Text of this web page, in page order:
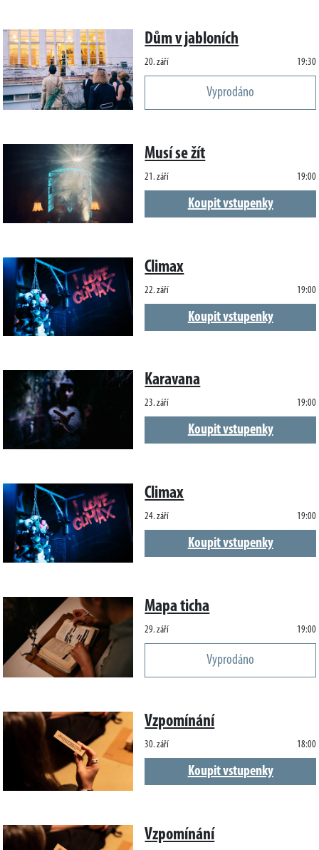
Dům v jabloních
20. září 19:30
Vyprodáno
Musí se žít
21. září 19:00
Koupit vstupenky
Climax
22. září 19:00
Koupit vstupenky
Karavana
23. září 19:00
Koupit vstupenky
Climax
24. září 19:00
Koupit vstupenky
Mapa ticha
29. září 19:00
Vyprodáno
Vzpomínání
30. září 18:00
Koupit vstupenky
Vzpomínání